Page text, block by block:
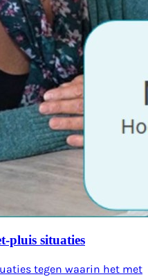
pluis situaties
tegen waarin het met